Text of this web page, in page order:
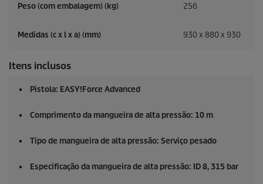
Peso (com embalagem) (kg) 256
Medidas (c x l x a) (mm) 930 x 880 x 930
Itens inclusos
Pistola: EASY!Force Advanced
Comprimento da mangueira de alta pressão: 10 m
Tipo de mangueira de alta pressão: Serviço pesado
Especificação da mangueira de alta pressão: ID 8, 315 bar